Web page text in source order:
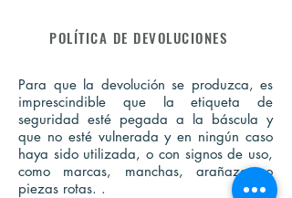
POLÍTICA DE DEVOLUCIONES
Para que la devolución se produzca, es
imprescindible que la etiqueta de
seguridad esté pegada a la báscula y
que no esté vulnerada y en ningún caso
haya sido utilizada, o con signos de uso,
como marcas, manchas, arañazos o
piezas rotas. .